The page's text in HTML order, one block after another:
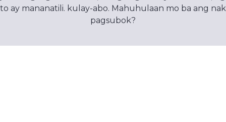
ay mananatili. kulay-abo. Mahuhulaan mo ba ang
pagsubok?